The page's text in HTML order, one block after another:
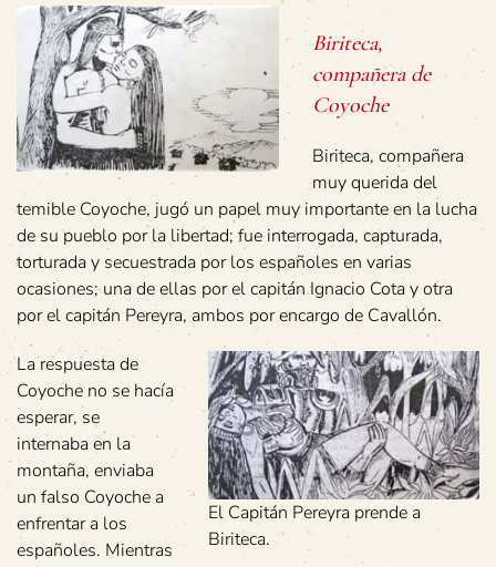
Biriteca,
compañera de
Coyoche
Biriteca, compañera
muy querida del
temible Coyoche, jugó un papel muy importante en la lucha
de su pueblo por la libertad; fue interrogada, capturada,
torturada y secuestrada por los españoles en varias
ocasiones; una de ellas por el capitán Ignacio Cota y otra
por el capitán Pereyra, ambos por encargo de Cavallón.
El Capitán Pereyra prende a
Biriteca.
La respuesta de
Coyoche no se hacía
esperar, se
internaba en la
montaña, enviaba
un falso Coyoche a
enfrentar a los
españoles. Mientras